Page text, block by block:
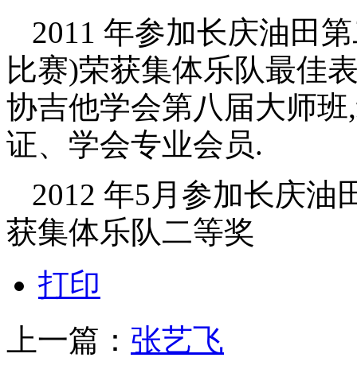
2011 年参加长庆油田
比赛)荣获集体乐队最佳
协吉他学会第八届大师
证、学会专业会员.
2012 年5月参加长庆油
获集体乐队二等奖
打印
上一篇： 张艺飞